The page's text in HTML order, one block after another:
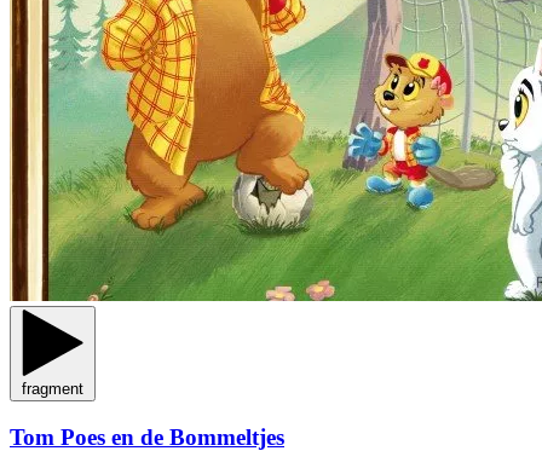
fragment
Tom Poes en de Bommeltjes